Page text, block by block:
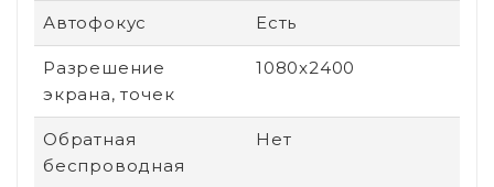
Автофокус Есть
Разрешение
экрана, точек
1080x2400
Обратная
беспроводная
Нет